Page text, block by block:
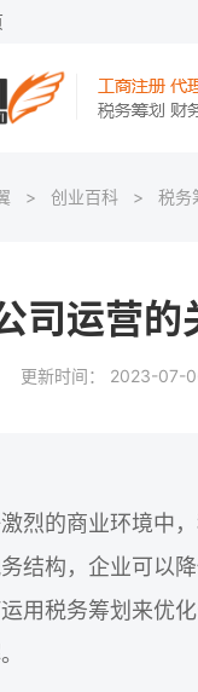
> 创业百科 > 税务
司运营的
更新时间： 2023-07-
烈的商业环境中
结构，企业可以
用税务筹划来优